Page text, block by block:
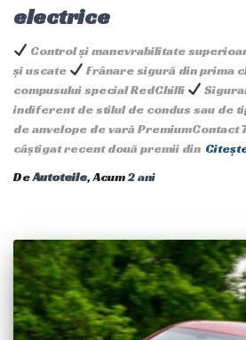
electrice
Control și manevrabilitate
și uscate
Frânare sigură din prima
compusului special RedChilli
indiferent de stilul de condus sau de
de anvelope de vară PremiumContact
câștigat recent două premii din
DeAutoteile, Acum2 ani